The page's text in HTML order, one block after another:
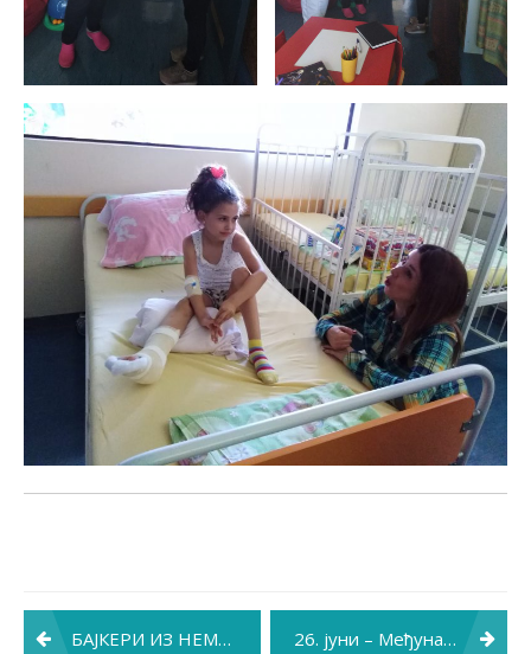
PostБАЈКЕРИ ИЗ НЕМАЧКЕ ДОВЕЗЛИ ХУМАНИТАРНУ ПОМОЋ 26. јуни – Међународни дан против злоупотребе и незаконите трговине дрогама